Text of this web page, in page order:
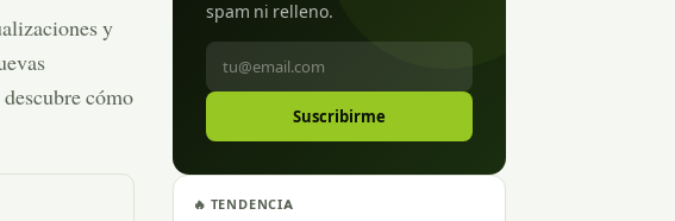
y
cómo
spam ni relleno.
Suscribirme
🔥 TENDENCIA